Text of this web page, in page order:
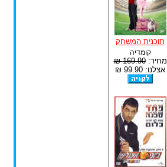
תוכנית המשחק
קומדיה
מחיר:169.90 ₪
אצלנו: 99.90 ₪